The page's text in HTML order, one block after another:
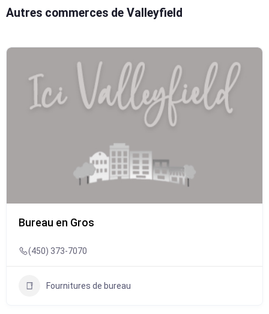
Autres commerces de Valleyfield
Bureau en Gros
(450) 373-7070
Fournitures de bureau